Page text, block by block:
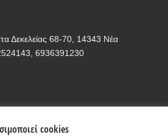
Δεκελείας 68-70, 14343 Νέα
6936391230
cookies